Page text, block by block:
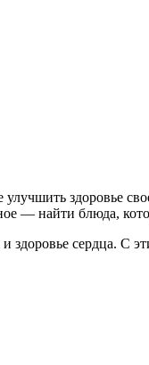
здоровье
— найти блюда,
сердца. С